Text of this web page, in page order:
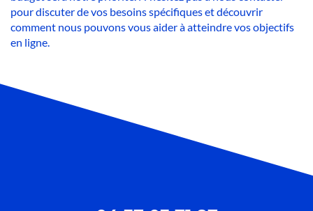
pour discuter de vos besoins spécifiques et découvrir
comment nous pouvons vous aider à atteindre vos objectifs
en ligne.